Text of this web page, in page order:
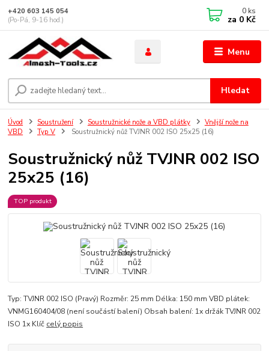
Menu
Hledat
+420 603 145 054
(Po-Pá, 9-16 hod.)
0 ks
za 0 Kč
Úvod Soustružení Soustružnické nože a VBD plátky
Vnější nože na
VBD
Typ V Soustružnický nůž TVJNR 002 ISO 25x25 (16)
Soustružnický nůž TVJNR 002 ISO
25x25 (16)
TOP produkt
Typ: TVJNR 002 ISO (Pravý) Rozměr: 25 mm Délka: 150 mm VBD plátek:
VNMG160404/08 (není součástí balení) Obsah balení: 1x držák TVJNR 002
ISO 1x Klíč celý popis